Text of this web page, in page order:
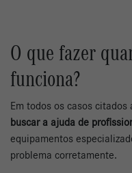
O que fazer
funciona?
Em todos os casos citados
buscar a ajuda de
equipamentos
problema corretamente.